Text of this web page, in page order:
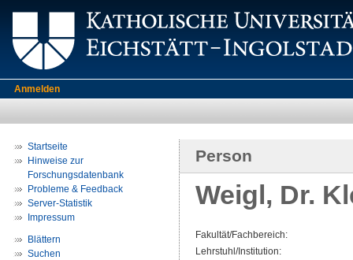
Anmelden
Startseite
Hinweise zur
Forschungsdatenbank
Probleme & Feedback
Server-Statistik
Impressum
Blättern
Suchen
Person
Weigl, Dr.
Fakultät/Fachbereich:
Lehrstuhl/Institution: